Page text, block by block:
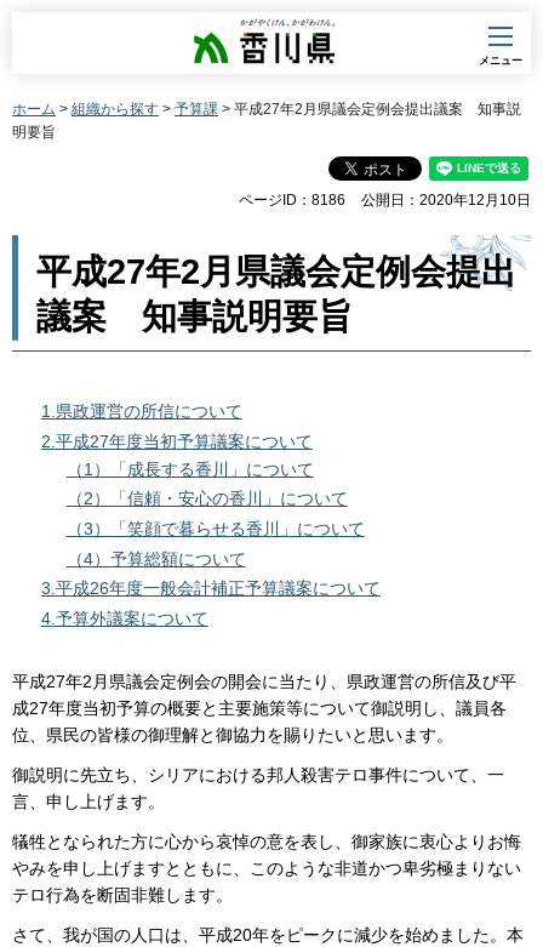
香川県
メニュー
ホーム > 組織から探す > 予算課 > 平成27年2月県議会定例会提出議案 知事説
明要旨
ページID：8186 公開日：2020年12月10日
平成27年2月県議会定例会提出
議案 知事説明要旨
1.県政運営の所信について
2.平成27年度当初予算議案について
（1）「成長する香川」について
（2）「信頼・安心の香川」について
（3）「笑顔で暮らせる香川」について
（4）予算総額について
3.平成26年度一般会計補正予算議案について
4.予算外議案について
平成27年2月県議会定例会の開会に当たり、県政運営の所信及び平
成27年度当初予算の概要と主要施策等について御説明し、議員各
位、県民の皆様の御理解と御協力を賜りたいと思います。
御説明に先立ち、シリアにおける邦人殺害テロ事件について、一
言、申し上げます。
犠牲となられた方に心から哀悼の意を表し、御家族に衷心よりお悔
やみを申し上げますとともに、このような非道かつ卑劣極まりない
テロ行為を断固非難します。
さて、我が国の人口は、平成20年をピークに減少を始めました。本